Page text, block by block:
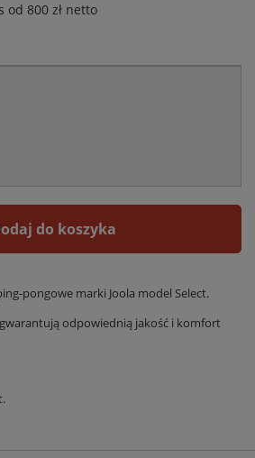
od 800 zł netto
do koszyka
pongowe marki Joola model Select.
gwarantują odpowiednią jakość i komfort